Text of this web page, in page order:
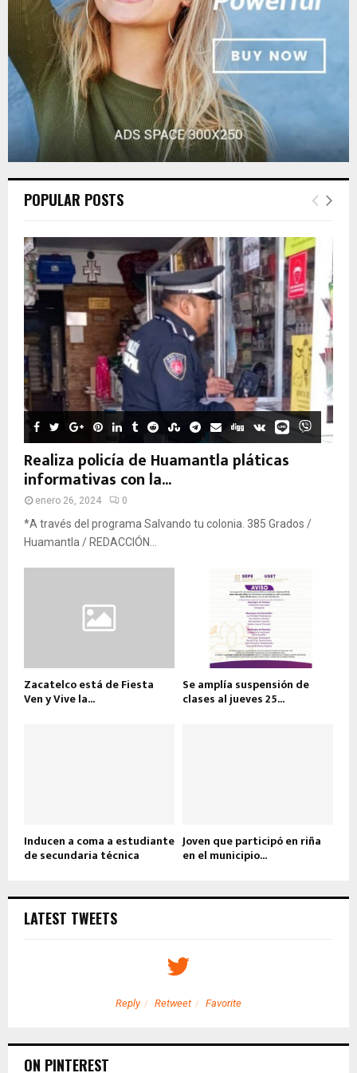
POPULAR POSTS
Realiza policía de Huamantla pláticas
informativas con la...
enero 26, 2024 0
*A través del programa Salvando tu colonia. 385 Grados /
Huamantla / REDACCIÓN...
Zacatelco está de Fiesta
Ven y Vive la...
Se amplía suspensión de
clases al jueves 25...
Inducen a coma a estudiante
de secundaria técnica
Joven que participó en riña
en el municipio...
LATEST TWEETS
Reply Retweet Favorite
ON PINTEREST